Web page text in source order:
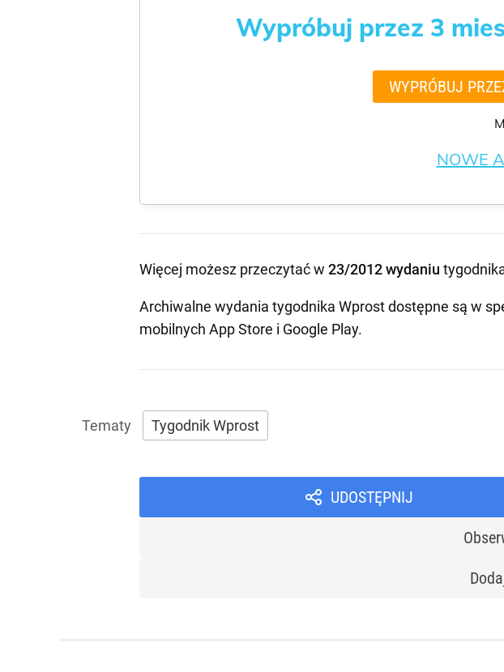
Wypróbuj przez 3
WYPRÓBUJ
NOWE
Więcej możesz przeczytać w 23/2012 wydaniu
Archiwalne wydania tygodnika Wprost dostępne są w
mobilnych App Store i Google Play.
Tygodnik Wprost
UDOSTĘPNIJ